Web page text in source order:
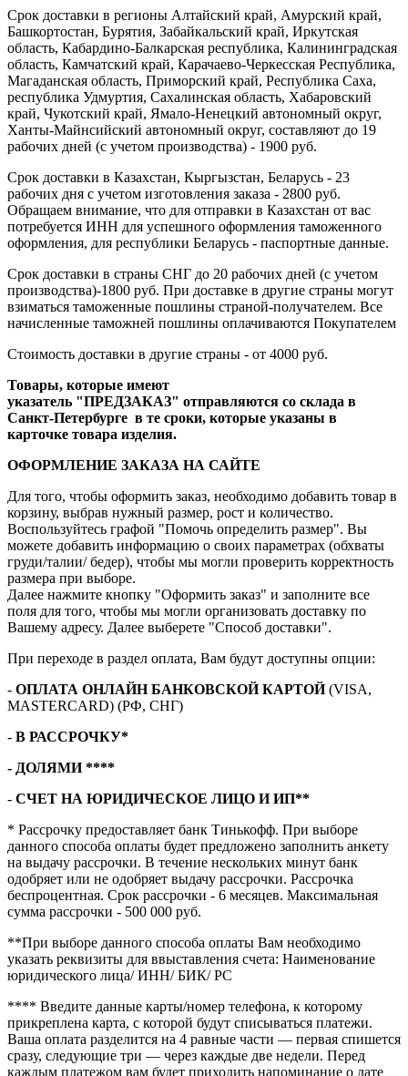
Срок доставки в регионы Алтайский край, Амурский край,
Башкортостан, Бурятия, Забайкальский край, Иркутская
область, Кабардино-Балкарская республика, Калининградская
область, Камчатский край, Карачаево-Черкесская Республика,
Магаданская область, Приморский край, Республика Саха,
республика Удмуртия, Сахалинская область, Хабаровский
край, Чукотский край, Ямало-Ненецкий автономный округ,
Ханты-Майнсийский автономный округ, составляют до 19
рабочих дней (с учетом производства) - 1900 руб.
Срок доставки в Казахстан, Кыргызстан, Беларусь - 23
рабочих дня с учетом изготовления заказа - 2800 руб.
Обращаем внимание, что для отправки в Казахстан от вас
потребуется ИНН для успешного оформления таможенного
оформления, для республики Беларусь - паспортные данные.
Срок доставки в страны СНГ до 20 рабочих дней (с учетом
производства)-1800 руб. При доставке в другие страны могут
взиматься таможенные пошлины страной-получателем. Все
начисленные таможней пошлины оплачиваются Покупателем
Стоимость доставки в другие страны - от 4000 руб.
Товары, которые имеют
указатель "ПРЕДЗАКАЗ" отправляются со склада в
Санкт-Петербурге в те сроки, которые указаны в
карточке товара изделия.
ОФОРМЛЕНИЕ ЗАКАЗА НА САЙТЕ
Для того, чтобы оформить заказ, необходимо добавить товар в
корзину, выбрав нужный размер, рост и количество.
Воспользуйтесь графой "Помочь определить размер". Вы
можете добавить информацию о своих параметрах (обхваты
груди/талии/ бедер), чтобы мы могли проверить корректность
размера при выборе.
Далее нажмите кнопку "Оформить заказ" и заполните все
поля для того, чтобы мы могли организовать доставку по
Вашему адресу. Далее выберете "Способ доставки".
При переходе в раздел оплата, Вам будут доступны опции:
- ОПЛАТА ОНЛАЙН БАНКОВСКОЙ КАРТОЙ(VISA,
MASTERCARD) (РФ, СНГ)
- В РАССРОЧКУ*
- ДОЛЯМИ ****
- СЧЕТ НА ЮРИДИЧЕСКОЕ ЛИЦО И ИП**
* Рассрочку предоставляет банк Тинькофф. При выборе
данного способа оплаты будет предложено заполнить анкету
на выдачу рассрочки. В течение нескольких минут банк
одобряет или не одобряет выдачу рассрочки. Рассрочка
беспроцентная. Срок рассрочки - 6 месяцев. Максимальная
сумма рассрочки - 500 000 руб.
**При выборе данного способа оплаты Вам необходимо
указать реквизиты для ввыставления счета: Наименование
юридического лица/ ИНН/ БИК/ РС
**** Введите данные карты/номер телефона, к которому
прикреплена карта, с которой будут списываться платежи.
Ваша оплата разделится на 4 равные части — первая спишется
сразу, следующие три — через каждые две недели. Перед
каждым платежом вам будет приходить напоминание о дате